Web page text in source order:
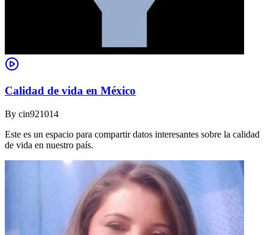
Calidad de vida en México
By cin921014
Este es un espacio para compartir datos interesantes sobre la calidad
de vida en nuestro país.